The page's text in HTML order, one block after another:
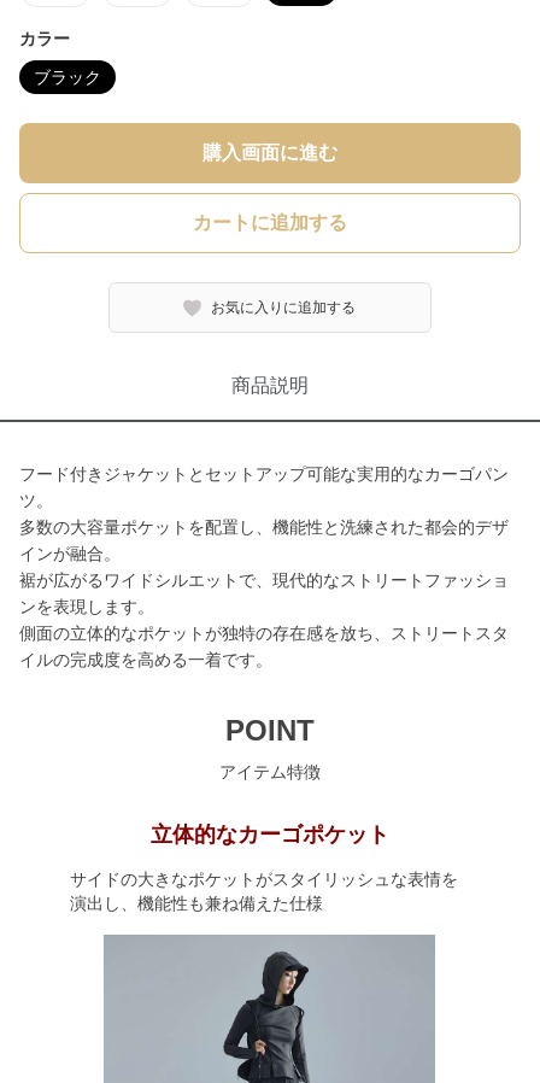
カラー
ブラック
購入画面に進む
カートに追加する
お気に入りに追加する
商品説明
フード付きジャケットとセットアップ可能な実用的なカーゴパン
ツ。
多数の大容量ポケットを配置し、機能性と洗練された都会的デザ
インが融合。
裾が広がるワイドシルエットで、現代的なストリートファッショ
ンを表現します。
側面の立体的なポケットが独特の存在感を放ち、ストリートスタ
イルの完成度を高める一着です。
POINT
アイテム特徴
立体的なカーゴポケット
サイドの大きなポケットがスタイリッシュな表情を
演出し、機能性も兼ね備えた仕様